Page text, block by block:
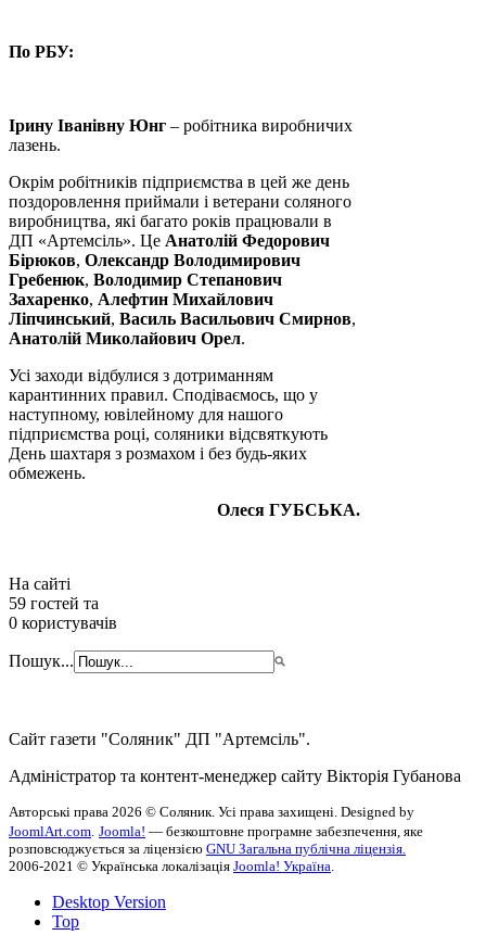
По РБУ:
Ірину Іванівну Юнг – робітника виробничих
лазень.
Окрім робітників підприємства в цей же день
поздоровлення приймали і ветерани соляного
виробництва, які багато років працювали в
ДП «Артемсіль». Це Анатолій Федорович
Бірюков, Олександр Володимирович
Гребенюк, Володимир Степанович
Захаренко, Алефтин Михайлович
Ліпчинський, Василь Васильович Смирнов,
Анатолій Миколайович Орел.
Усі заходи відбулися з дотриманням
карантинних правил. Сподіваємось, що у
наступному, ювілейному для нашого
підприємства році, соляники відсвяткують
День шахтаря з розмахом і без будь-яких
обмежень.
Олеся ГУБСЬКА.
На сайті
59 гостей та
0 користувачів
Пошук...
Сайт газети "Соляник" ДП "Артемсіль".
Адміністратор та контент-менеджер сайту Вікторія Губанова
Авторські права 2026 © Соляник. Усі права захищені. Designed by
JoomlArt.com Joomla! — безкоштовне програмне забезпечення, яке
розповсюджується за ліцензією GNU Загальна публічна ліцензія.
2006-2021 © Українська локалізація Joomla! Україна
Desktop Version
Top